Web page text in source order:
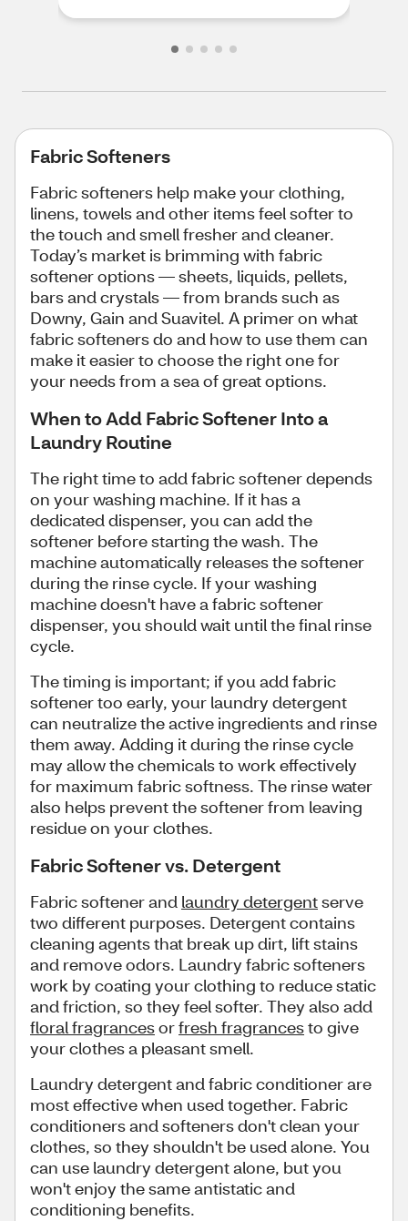
Fabric Softeners
Fabric softeners help make your clothing,
linens, towels and other items feel softer to
the touch and smell fresher and cleaner.
Today’s market is brimming with fabric
softener options — sheets, liquids, pellets,
bars and crystals — from brands such as
Downy, Gain and Suavitel. A primer on what
fabric softeners do and how to use them can
make it easier to choose the right one for
your needs from a sea of great options.
When to Add Fabric Softener Into a
Laundry Routine
The right time to add fabric softener depends
on your washing machine. If it has a
dedicated dispenser, you can add the
softener before starting the wash. The
machine automatically releases the softener
during the rinse cycle. If your washing
machine doesn't have a fabric softener
dispenser, you should wait until the final rinse
cycle.
The timing is important; if you add fabric
softener too early, your laundry detergent
can neutralize the active ingredients and rinse
them away. Adding it during the rinse cycle
may allow the chemicals to work effectively
for maximum fabric softness. The rinse water
also helps prevent the softener from leaving
residue on your clothes.
Fabric Softener vs. Detergent​
Fabric softener and laundry detergentserve
two different purposes. Detergent contains
cleaning agents that break up dirt, lift stains
and remove odors. Laundry fabric softeners
work by coating your clothing to reduce static
and friction, so they feel softer. They also add
floral fragrancesorfresh fragrancesto give
your clothes a pleasant smell.
Laundry detergent and fabric conditioner are
most effective when used together. Fabric
conditioners and softeners don't clean your
clothes, so they shouldn't be used alone. You
can use laundry detergent alone, but you
won't enjoy the same antistatic and
conditioning benefits.